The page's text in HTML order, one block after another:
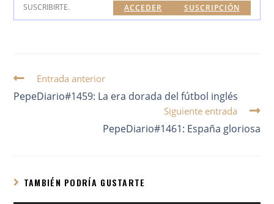
SUSCRIBIRTE.
SUSCRIPCIÓN
ACCEDER
Entrada anterior
PepeDiario#1459: La era dorada del fútbol inglés
Siguiente entrada
PepeDiario#1461: España gloriosa
TAMBIÉN PODRÍA GUSTARTE